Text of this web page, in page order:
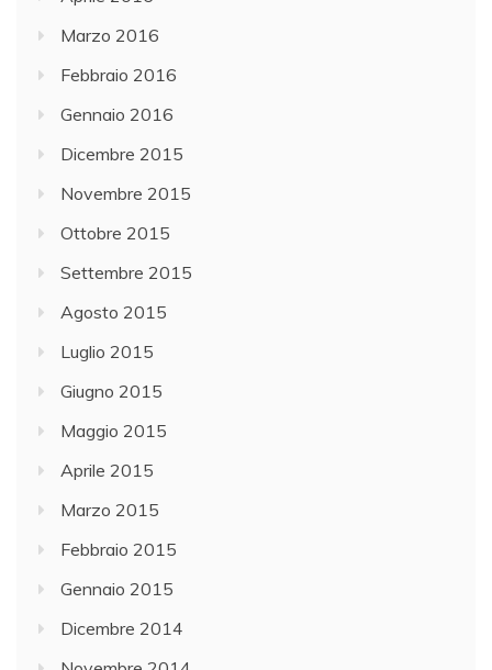
Marzo 2016
Febbraio 2016
Gennaio 2016
Dicembre 2015
Novembre 2015
Ottobre 2015
Settembre 2015
Agosto 2015
Luglio 2015
Giugno 2015
Maggio 2015
Aprile 2015
Marzo 2015
Febbraio 2015
Gennaio 2015
Dicembre 2014